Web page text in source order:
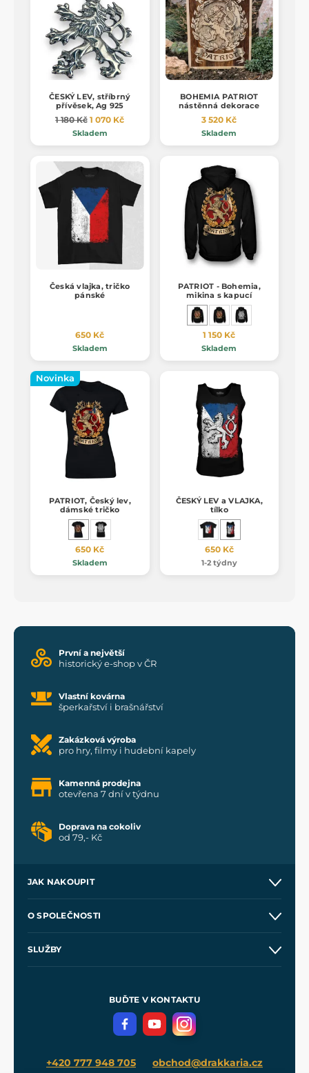
ČESKÝ LEV, stříbrný
přívěsek, Ag 925
1 180 Kč 1 070 Kč
Skladem
BOHEMIA PATRIOT
nástěnná dekorace
3 520 Kč
Skladem
Česká vlajka, tričko
pánské
650 Kč
Skladem
PATRIOT - Bohemia,
mikina s kapucí
1 150 Kč
Skladem
Novinka
PATRIOT, Český lev,
dámské tričko
650 Kč
Skladem
ČESKÝ LEV a VLAJKA,
tílko
650 Kč
1-2 týdny
První a největší
historický e-shop v ČR
Vlastní kovárna
šperkařství i brašnářství
Zakázková výroba
pro hry, filmy i hudební kapely
Kamenná prodejna
otevřena 7 dní v týdnu
Doprava na cokoliv
od 79,- Kč
JAK NAKOUPIT
Velkoobchod
O SPOLEČNOSTI
SLUŽBY
Meče pro Kingdom Come
BUĎTE V KONTAKTU
+420 777 948 705 obchod@drakkaria.cz